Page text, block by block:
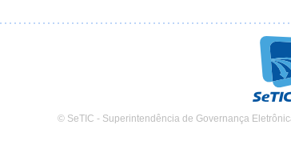
© SeTIC - Superintendência de Governança